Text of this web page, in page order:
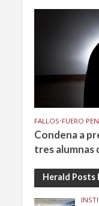
FALLOS•FUERO
Condena a
tres alumnas
Herald Posts